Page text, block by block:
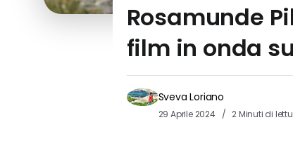
Rosamunde
film in onda
Sveva Loriano
29 Aprile 2024 2 Minuti di